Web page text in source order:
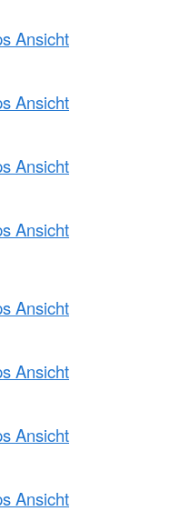
Ansicht
Ansicht
Ansicht
Ansicht
Ansicht
Ansicht
Ansicht
Ansicht